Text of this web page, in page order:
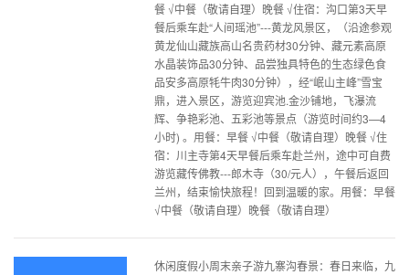
餐 √中餐（敬请自理）晚餐 √住宿：沟口第3天早
餐后乘车赴“人间瑶池”---黄龙风景区，（沿途参观
黄龙仙山藏族高山名贵药材30分钟、藏元素高原
水晶装饰品30分钟、品尝独具特色的生态绿色食
品安多高原牦牛肉30分钟），经“岷山主峰”雪宝
鼎，进入景区，游览迎宾池.金沙铺地，飞瀑流
辉、争艳彩池、五彩池等景点（游览时间约3—4
小时) 。用餐：早餐 √中餐（敬请自理）晚餐 √住
宿：川主寺第4天早餐后乘车赴兰州，途中可自费
游览藏传佛教---郎木寺（30/元人），午餐后返回
兰州，结束愉快旅程！回到温暖的家。用餐：早餐
√中餐（敬请自理）晚餐（敬请自理）
休闲度假小周末亲子游九寨沟春景：春日来临，九